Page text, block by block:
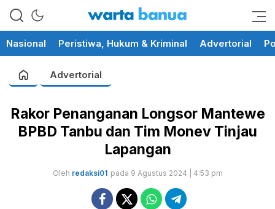
wartabanua.com
memberikan informasi yang
Nasional Peristiwa, Hukum & Kriminal Advertorial
Advertorial
Rakor Penanganan Longsor Mantewe
BPBD Tanbu dan Tim Monev Tinjau
Lapangan
Oleh redaksi01 pada 9 Agustus 2024 | 4:53 pm